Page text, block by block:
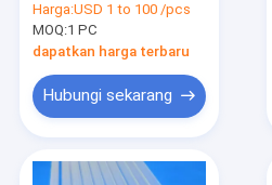
Harga:USD 1 to 100 /pcs
MOQ:1 PC
dapatkan harga terbaru
Hubungi sekarang